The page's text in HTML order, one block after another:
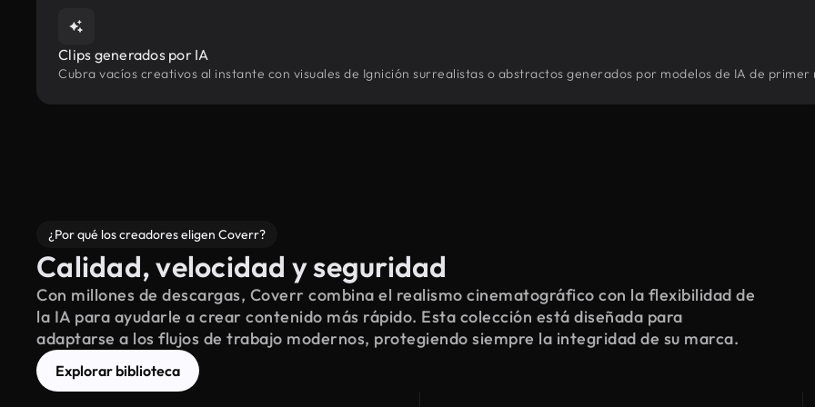
Clips generados por IA
Cubra vacíos creativos al instante con visuales de Ignición surrealistas o abstractos generados por modelos de IA de primer
¿Por qué los creadores eligen Coverr?
Calidad, velocidad y seguridad
Con millones de descargas, Coverr combina el realismo cinematográfico con la flexibilidad de
la IA para ayudarle a crear contenido más rápido. Esta colección está diseñada para
adaptarse a los flujos de trabajo modernos, protegiendo siempre la integridad de su marca.
Explorar biblioteca